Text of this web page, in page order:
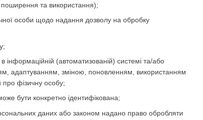
поширення та використання);
особи щодо надання дозволу на обробку
інформаційній (автоматизованій) системі та/або
адаптуванням, зміною, поновленням, використанням
фізичну особу;
бути конкретно ідентифікована;
даних або законом надано право обробляти